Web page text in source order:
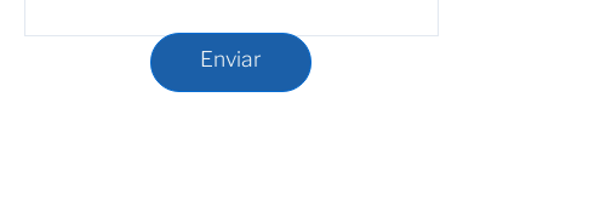
Enviar